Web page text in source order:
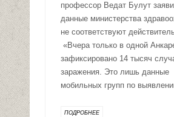
профессор Ведат Булут
данные министерства
не соответствуют
«Вчера только в одной
зафиксировано 14 тысяч
заражения. Это лишь данные
мобильных групп по
ПОДРОБНЕЕ